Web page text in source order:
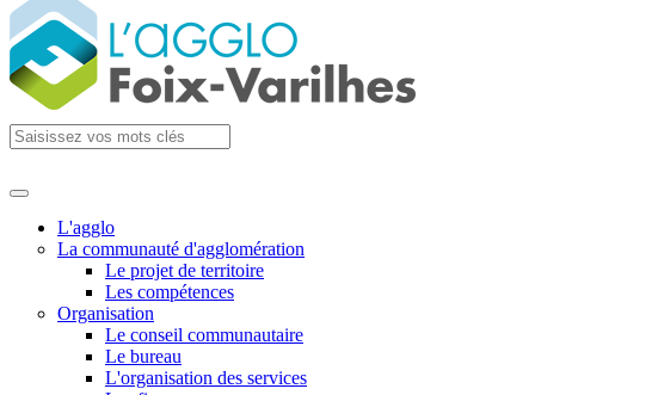
Agglo Foix-Varilhes
L'agglo
La communauté d'agglomération
Le projet de territoire
Les compétences
Organisation
Le conseil communautaire
Le bureau
L'organisation des services